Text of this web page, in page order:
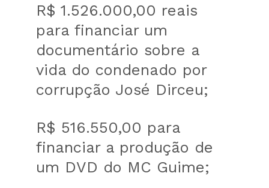
R$ 1.526.000,00 reais
para financiar um
documentário sobre a
vida do condenado por
corrupção José Dirceu;
R$ 516.550,00 para
financiar a produção de
um DVD do MC Guime;